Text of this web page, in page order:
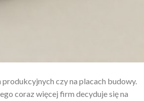
czy na placach budowy.
coraz więcej firm decyduje się na